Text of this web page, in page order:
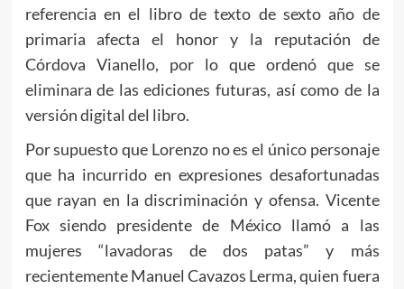
referencia en el libro de texto de sexto año de
primaria afecta el honor y la reputación de
Córdova Vianello, por lo que ordenó que se
eliminara de las ediciones futuras, así como de la
versión digital del libro.
Por supuesto que Lorenzo no es el único personaje
que ha incurrido en expresiones desafortunadas
que rayan en la discriminación y ofensa. Vicente
Fox siendo presidente de México llamó a las
mujeres “lavadoras de dos patas” y más
recientemente Manuel Cavazos Lerma, quien fuera